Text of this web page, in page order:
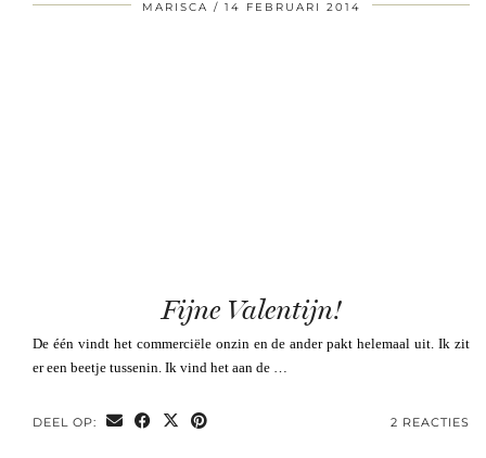
MARISCA 14 FEBRUARI 2014
Fijne Valentijn!
De één vindt het commerciële onzin en de ander pakt helemaal uit. Ik zit
er een beetje tussenin. Ik vind het aan de …
DEEL OP: 2 REACTIES